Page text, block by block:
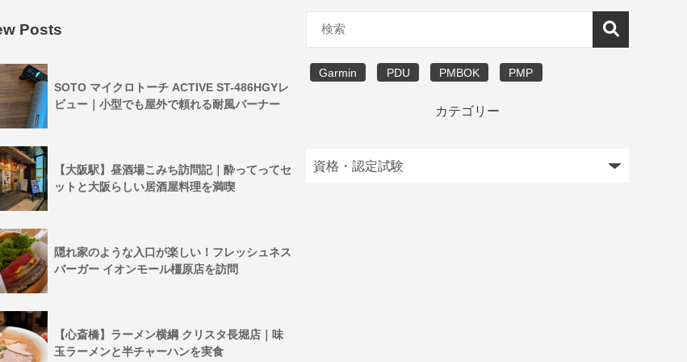
Posts
SOTO マイクロトーチ ACTIVE ST-486HGYレ
ビュー｜小型でも屋外で頼れる耐風バーナー
【大阪駅】昼酒場こみち訪問記｜酔ってってセ
ットと大阪らしい居酒屋料理を満喫
隠れ家のような入口が楽しい！フレッシュネス
バーガー イオンモール橿原店を訪問
【心斎橋】ラーメン横綱 クリスタ長堀店｜味
玉ラーメンと半チャーハンを実食
Garmin PDU PMBOK PMP
カテゴリー